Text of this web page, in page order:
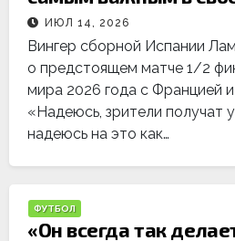
ИЮЛ 14, 2026
Вингер сборной Испании
о предстоящем матче 1/2
мира 2026 года с Францией и
«Надеюсь, зрители получат
надеюсь на это как…
ФУТБОЛ
«Он всегда так